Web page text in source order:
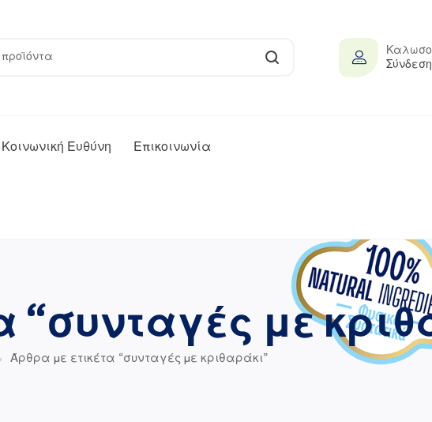
Κοινωνική Ευθύνη Επικοινωνία
“συνταγές με
Άρθρα με ετικέτα “συνταγές με κριθαράκι”